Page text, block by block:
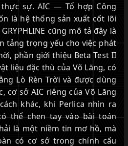
sự. AIC — Tổ hợp Công
là hệ thống sản xuất cốt lõi
cũng mô tả đây là
tảng trọng yếu cho việc phát
phần giới thiệu Beta Test II
liệu đặc thù của Võ Lăng, có
Lò Rèn Trời và được dùng
cơ sở AIC riêng của Võ Lăng
khác, khi Perlica nhìn ra
thể chen tay vào bài toán
là một niềm tin mơ hồ, mà
có cơ sở trong chính cấu